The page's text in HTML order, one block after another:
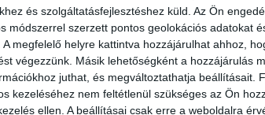
és szolgáltatásfejlesztéshez küld. Az Ön
módszerrel szerzett pontos geolokációs adatokat
A megfelelő helyre kattintva hozzájárulhat ahhoz,
végezzünk. Másik lehetőségként a hozzájárulás
juthat, és megváltoztathatja beállításait.
kezeléséhez nem feltétlenül szükséges az Ön
ellen. A beállításai csak erre a weboldalra